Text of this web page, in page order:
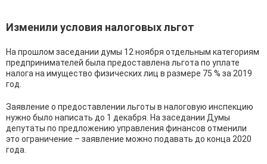
Изменили условия налоговых льгот
На прошлом заседании думы 12 ноября отдельным категориям
предпринимателей была предоставлена льгота по уплате
налога на имущество физических лиц в размере 75 % за 2019
год.
Заявление о предоставлении льготы в налоговую инспекцию
нужно было написать до 1 декабря. На заседании Думы
депутаты по предложению управления финансов отменили
это ограничение – заявление можно подавать до конца 2020
года.